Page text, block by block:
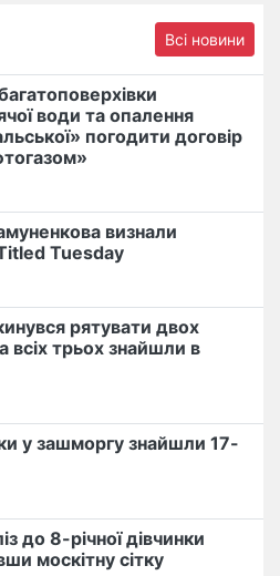
Всі новини
води та опалення
погодити договір
визнали
Tuesday
рятувати двох
всіх трьох знайшли в
у зашморгу знайшли 17-
до 8-річної дівчинки
москітну сітку